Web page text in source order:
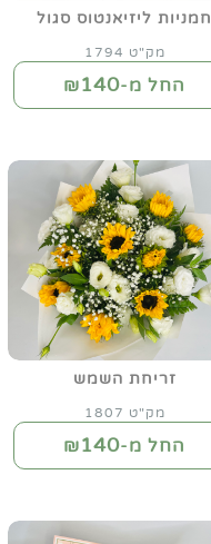
חמניות ליזיאנטוס סגול
מק"ט 1794
החל מ-₪140
זריחת השמש
מק"ט 1807
החל מ-₪140